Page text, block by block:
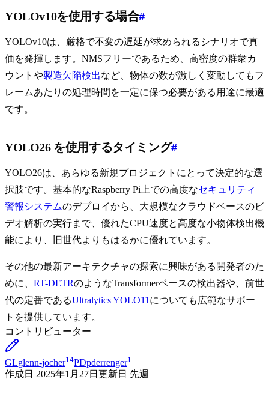
YOLOv10を使用する場合#
YOLOv10は、厳格で不変の遅延が求められるシナリオで真
価を発揮します。NMSフリーであるため、高密度の群衆カ
ウントや製造欠陥検出など、物体の数が激しく変動してもフ
レームあたりの処理時間を一定に保つ必要がある用途に最適
です。
YOLO26 を使用するタイミング#
YOLO26は、あらゆる新規プロジェクトにとって決定的な選
択肢です。基本的なRaspberry Pi上での高度なセキュリティ
警報システムのデプロイから、大規模なクラウドベースのビ
デオ解析の実行まで、優れたCPU速度と高度な小物体検出機
能により、旧世代よりもはるかに優れています。
その他の最新アーキテクチャの探索に興味がある開発者のた
めに、 RT-DETRのようなTransformerベースの検出器や、前世
代の定番であるUltralytics YOLO11 についても広範なサポー
トを提供しています。
コントリビューター
GLglenn-jocher14PDpderrenger1
作成日 2025年1月27日 更新日 先週